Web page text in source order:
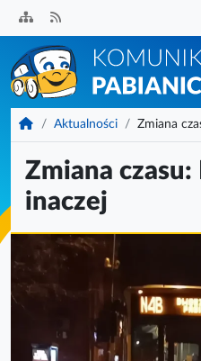
Przejdź
do
treści
KomunikacjaPabianice.pl
Aktualności Zmiana
Zmiana czasu:
inaczej